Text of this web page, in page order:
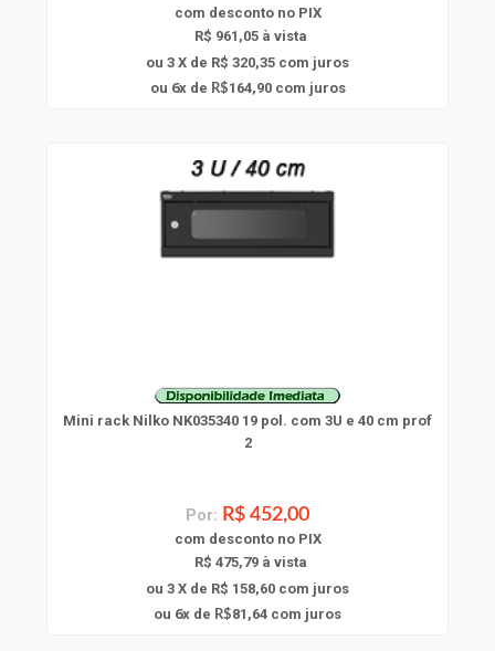
com desconto no PIX
R$ 961,05 à vista
ou 3 X de R$ 320,35 com juros
ou 6x de R$164,90com juros
Mini rack Nilko NK035340 19 pol. com 3U e 40 cm prof
2
Por: R$ 452,00
com desconto no PIX
R$ 475,79 à vista
ou 3 X de R$ 158,60 com juros
ou 6x de R$81,64 com juros